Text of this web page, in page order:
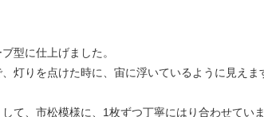
型に仕上げました。
灯りを点けた時に、宙に浮いているように見え
て、市松模様に、1枚ずつ丁寧にはり合わせてい